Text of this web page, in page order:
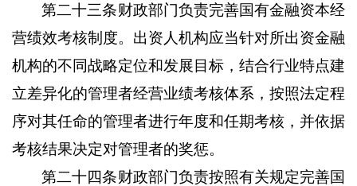
第二十三条财政部门负责完善国有金融资本经
营绩效考核制度。出资人机构应当针对所出资金融
机构的不同战略定位和发展目标，结合行业特点建
立差异化的管理者经营业绩考核体系，按照法定程
序对其任命的管理者进行年度和任期考核，并依据
考核结果决定对管理者的奖惩。
第二十四条财政部门负责按照有关规定完善国